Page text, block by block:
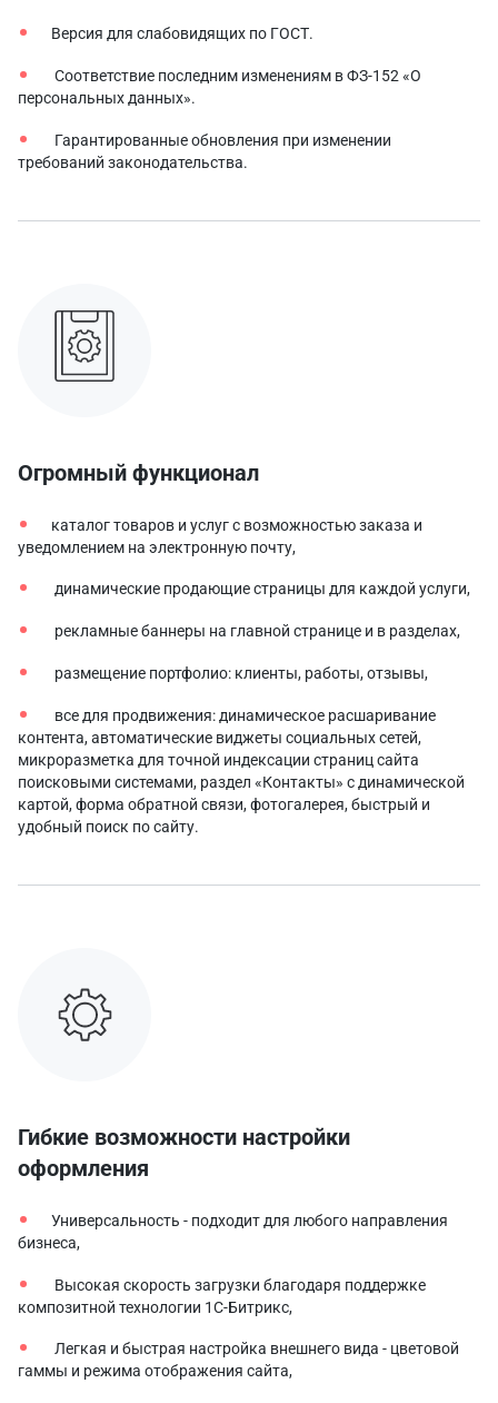
Версия для слабовидящих по ГОСТ.
Соответствие последним изменениям в ФЗ-152 «О
персональных данных».
Гарантированные обновления при изменении
требований законодательства.
Огромный функционал
каталог товаров и услуг с возможностью заказа и
уведомлением на электронную почту,
динамические продающие страницы для каждой услуги,
рекламные баннеры на главной странице и в разделах,
размещение портфолио: клиенты, работы, отзывы,
все для продвижения: динамическое расшаривание
контента, автоматические виджеты социальных сетей,
микроразметка для точной индексации страниц сайта
поисковыми системами, раздел «Контакты» с динамической
картой, форма обратной связи, фотогалерея, быстрый и
удобный поиск по сайту.
Гибкие возможности настройки
оформления
Универсальность - подходит для любого направления
бизнеса,
Высокая скорость загрузки благодаря поддержке
композитной технологии 1С-Битрикс,
Легкая и быстрая настройка внешнего вида - цветовой
гаммы и режима отображения сайта,